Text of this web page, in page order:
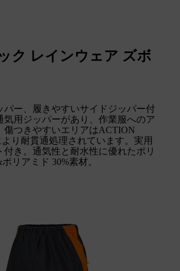
ク レインウェア ズボ
パー、履きやすいサイドジッパー付
気用ジッパーがあり、作業服へのア
傷つきやすいエリアはACTION
り耐貫通処理されています。実用
付き。通気性と耐水性に優れたポリ
リアミド 30%素材。